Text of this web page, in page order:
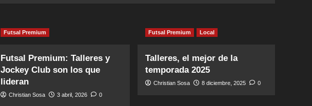
Futsal Premium
Futsal Premium: Talleres y
Jockey Club son los que
lideran
Christian Sosa 3 abril, 2026 0
Futsal Premium Local
Talleres, el mejor de la
temporada 2025
Christian Sosa 8 diciembre, 2025 0